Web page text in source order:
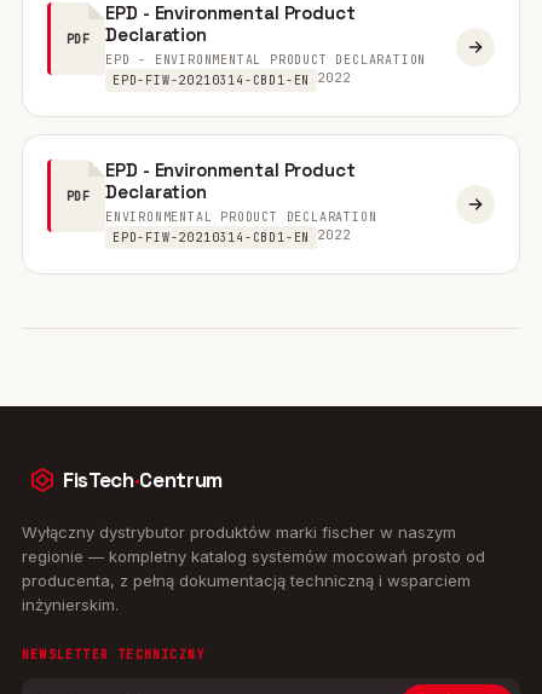
PDF
EPD - Environmental Product
Declaration
EPD - ENVIRONMENTAL PRODUCT DECLARATION
EPD-FIW-20210314-CBD1-EN
2022
PDF
EPD - Environmental Product
Declaration
ENVIRONMENTAL PRODUCT DECLARATION
EPD-FIW-20210314-CBD1-EN
2022
FisTech·Centrum
Wyłączny dystrybutor produktów marki fischer w naszym
regionie — kompletny katalog systemów mocowań prosto od
producenta, z pełną dokumentacją techniczną i wsparciem
inżynierskim.
NEWSLETTER TECHNICZNY